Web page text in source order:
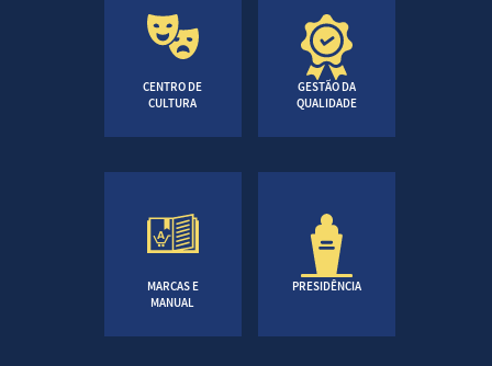
CENTRO DE
CULTURA
GESTÃO DA
QUALIDADE
MARCAS E
MANUAL
PRESIDÊNCIA